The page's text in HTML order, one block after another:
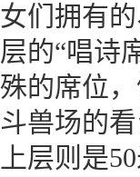
女们拥有
层的“唱诗
殊的席位
斗兽场的
上层则是